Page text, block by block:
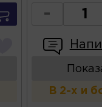
-
В 2-х и